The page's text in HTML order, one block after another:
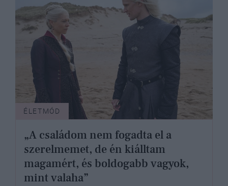
ÉLETMÓD
„A családom nem fogadta el a
szerelmemet, de én kiálltam
magamért, és boldogabb vagyok,
mint valaha”